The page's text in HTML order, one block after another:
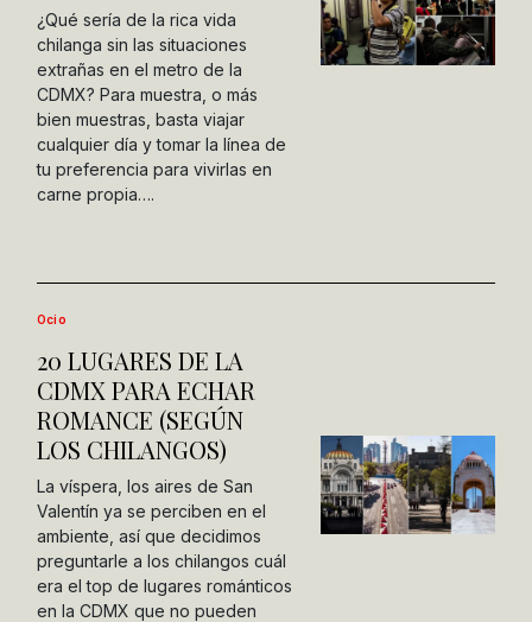
¿Qué sería de la rica vida
chilanga sin las situaciones
extrañas en el metro de la
CDMX? Para muestra, o más
bien muestras, basta viajar
cualquier día y tomar la línea de
tu preferencia para vivirlas en
carne propia….
Ocio
20 LUGARES DE LA
CDMX PARA ECHAR
ROMANCE (SEGÚN
LOS CHILANGOS)
La víspera, los aires de San
Valentín ya se perciben en el
ambiente, así que decidimos
preguntarle a los chilangos cuál
era el top de lugares románticos
en la CDMX que no pueden